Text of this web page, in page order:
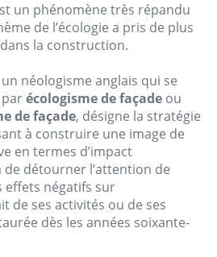
un phénomène très répandu
de l’écologie a pris de plus
dans la construction.
néologisme anglais qui se
parécologismedefaçade ou
defaçade, désigne la stratégie
à construire une image de
en termes d’impact
de détourner l’attention de
effets négatifs sur
de ses activités ou de ses
dès les années soixante-